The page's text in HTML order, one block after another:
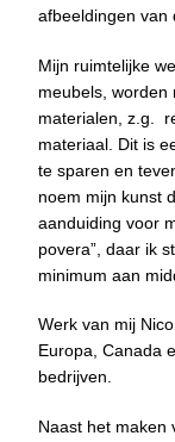
afbeeldingen van
Mijn ruimtelijke
meubels, worden
materialen, z.g.
materiaal. Dit is
te sparen en
noem mijn kunst
aanduiding voor
povera”, daar ik
minimum aan
Werk van mij
Europa, Canada
bedrijven.
Naast het maken